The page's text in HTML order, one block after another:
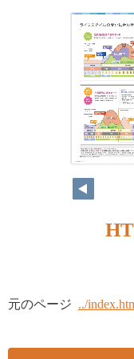
元のページ ../